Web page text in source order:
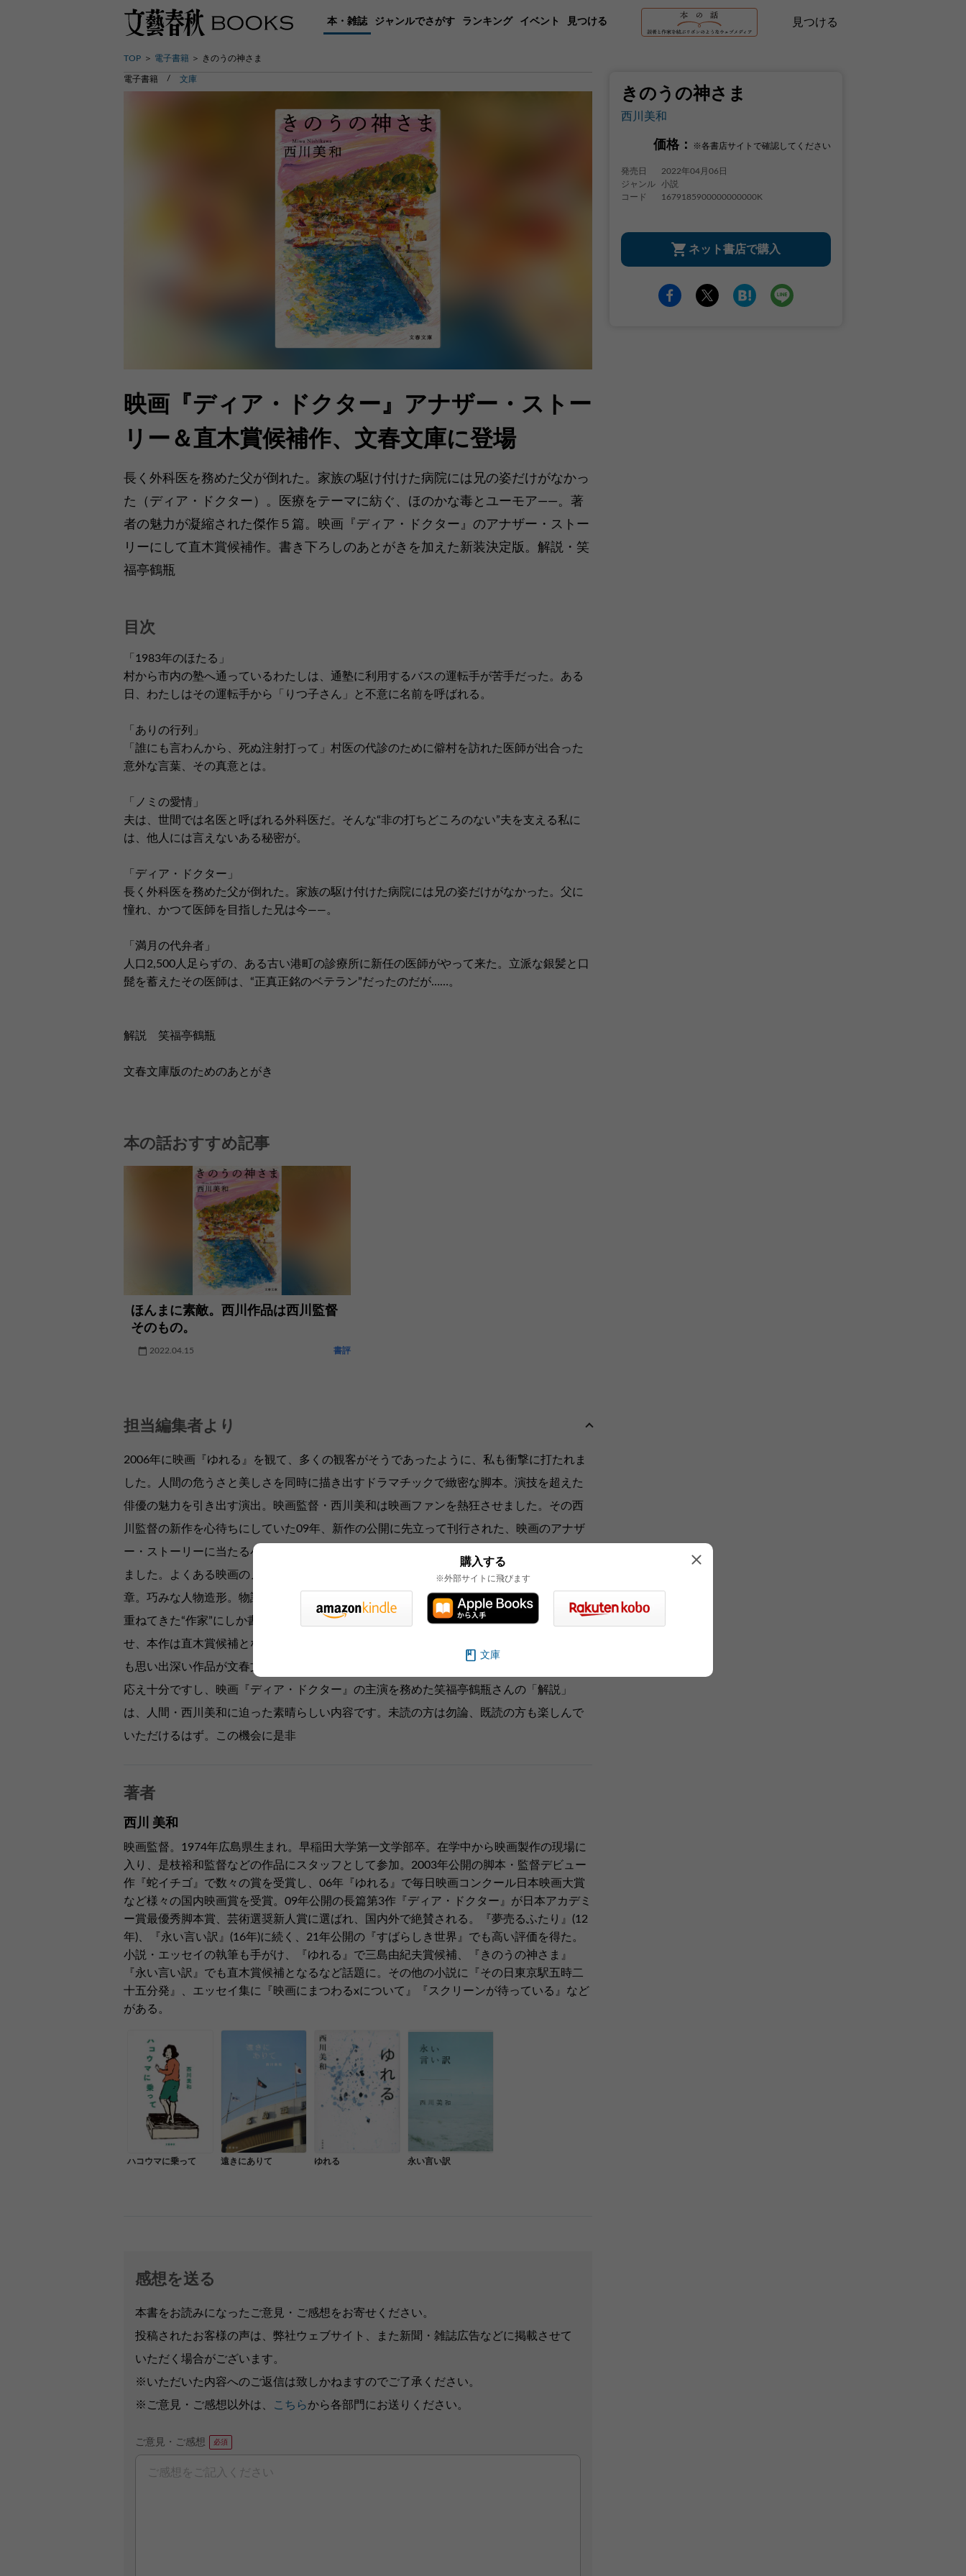
本・雑誌 ジャンルでさがす ランキング イベント 見つける 見つける
TOP 電子書籍 きのうの神さま
きのうの神さま
西川美和
価格： ※各書店サイトで確認してください
発売日
2022年04月06日
ジャンル
小説
コード
1679185900000000000K
ネット書店で購入
電子書籍 文庫
映画『ディア・ドクター』アナザー・ストー
リー＆直木賞候補作、文春文庫に登場
長く外科医を務めた父が倒れた。家族の駆け付けた病院には兄の姿だけがなかっ
た（ディア・ドクター）。医療をテーマに紡ぐ、ほのかな毒とユーモア――。著
者の魅力が凝縮された傑作５篇。映画『ディア・ドクター』のアナザー・ストー
リーにして直木賞候補作。書き下ろしのあとがきを加えた新装決定版。解説・笑
福亭鶴瓶
目次
「1983年のほたる」
村から市内の塾へ通っているわたしは、通塾に利用するバスの運転手が苦手だった。ある
日、わたしはその運転手から「りつ子さん」と不意に名前を呼ばれる。
「ありの行列」
「誰にも言わんから、死ぬ注射打って」村医の代診のために僻村を訪れた医師が出合った
意外な言葉、その真意とは。
「ノミの愛情」
夫は、世間では名医と呼ばれる外科医だ。そんな“非の打ちどころのない”夫を支える私に
は、他人には言えないある秘密が。
「ディア・ドクター」
長く外科医を務めた父が倒れた。家族の駆け付けた病院には兄の姿だけがなかった。父に
憧れ、かつて医師を目指した兄は今――。
「満月の代弁者」
人口2,500人足らずの、ある古い港町の診療所に新任の医師がやって来た。立派な銀髪と口
髭を蓄えたその医師は、“正真正銘のベテラン”だったのだが……。
解説 笑福亭鶴瓶
文春文庫版のためのあとがき
本の話おすすめ記事
ほんまに素敵。西川作品は西川監督
そのもの。
2022.04.15 書評
担当編集者より
2006年に映画『ゆれる』を観て、多くの観客がそうであったように、私も衝撃に打たれま
した。人間の危うさと美しさを同時に描き出すドラマチックで緻密な脚本。演技を超えた
俳優の魅力を引き出す演出。映画監督・西川美和は映画ファンを熱狂させました。その西
川監督の新作を心待ちにしていた09年、新作の公開に先立って刊行された、映画のアナザ
ー・ストーリーに当たる小説集『きのうの神さま』を読んで、私は二度目の衝撃に打たれ
ました。よくある映画のノベライズとは次元の違うものだったのです。品良く、簡潔な文
章。巧みな人物造形。物語世界を豊かにする意外性のあるディテール。読み書きを好んで
重ねてきた“作家”にしか書きえない“小説”でした。小説家・西川美和は小説業界を沸き立た
せ、本作は直木賞候補となるなど高い評価を得ました。そんな、われわれ読書人にとって
も思い出深い作品が文春文庫に登場です。本書のために書き下ろした「あとがき」は読み
応え十分ですし、映画『ディア・ドクター』の主演を務めた笑福亭鶴瓶さんの「解説」
は、人間・西川美和に迫った素晴らしい内容です。未読の方は勿論、既読の方も楽しんで
いただけるはず。この機会に是非
著者
西川 美和
映画監督。1974年広島県生まれ。早稲田大学第一文学部卒。在学中から映画製作の現場に
入り、是枝裕和監督などの作品にスタッフとして参加。2003年公開の脚本・監督デビュー
作『蛇イチゴ』で数々の賞を受賞し、06年『ゆれる』で毎日映画コンクール日本映画大賞
など様々の国内映画賞を受賞。09年公開の長篇第3作『ディア・ドクター』が日本アカデミ
ー賞最優秀脚本賞、芸術選奨新人賞に選ばれ、国内外で絶賛される。『夢売るふたり』(12
年)、『永い言い訳』(16年)に続く、21年公開の『すばらしき世界』でも高い評価を得た。
小説・エッセイの執筆も手がけ、『ゆれる』で三島由紀夫賞候補、『きのうの神さま』
『永い言い訳』でも直木賞候補となるなど話題に。その他の小説に『その日東京駅五時二
十五分発』、エッセイ集に『映画にまつわるxについて』『スクリーンが待っている』など
がある。
ハコウマに乗って 遠きにありて ゆれる 永い言い訳
感想を送る
本書をお読みになったご意見・ご感想をお寄せください。
投稿されたお客様の声は、弊社ウェブサイト、また新聞・雑誌広告などに掲載させて
いただく場合がございます。
※いただいた内容へのご返信は致しかねますのでご了承ください。
※ご意見・ご感想以外は、
こちらから各部門にお送りください。
ご意見・ご感想
購入する
※外部サイトに飛びます
文庫